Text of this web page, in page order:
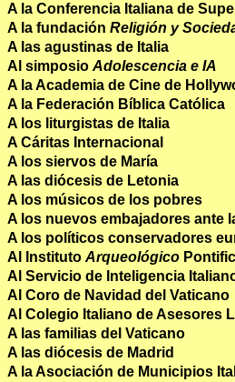
A la Conferencia Italiana de
A la fundación Religión y
A las agustinas de Italia
Al simposio Adolescencia e IA
A la Academia de Cine de
A la Federación Bíblica Católica
A los liturgistas de Italia
A Cáritas Internacional
A los siervos de María
A las diócesis de Letonia
A los músicos de los pobres
A los nuevos embajadores ante
A los políticos conservadores
Al Instituto Arqueológico
Al Servicio de Inteligencia
Al Coro de Navidad del Vaticano
Al Colegio Italiano de Asesores
A las familias del Vaticano
A las diócesis de Madrid
A la Asociación de Municipios